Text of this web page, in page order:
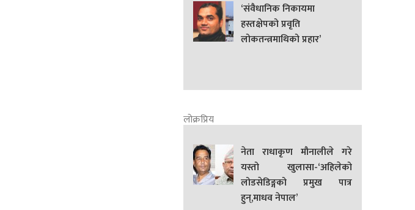
‘संवैधानिक निकायमा
हस्तक्षेपको प्रवृति
लोकतन्त्रमाथिको प्रहार’
लोक्रप्रिय
नेता राधाकृण मौनालीले गरे
यस्तो खुलासा-‘अहिलेको
लोडसेडिङ्गको प्रमुख पात्र
हुन्,माधव नेपाल’